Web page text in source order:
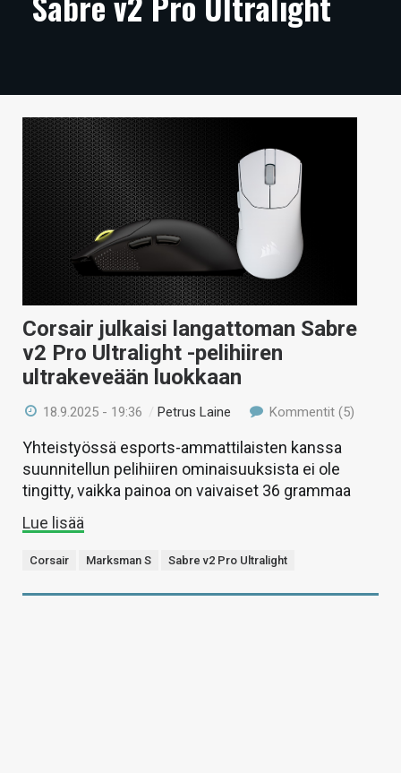
ARTIKKELIT
TECHBBS
TIETOA
HINTA.FI
KAUPPA
VAIHDA TEEMA
HAKU
Corsair julkaisi langattoman Sabre
v2 Pro Ultralight -pelihiiren
ultrakeveään luokkaan
18.9.2025 - 19:36 /Petrus Laine Kommentit (5)
Yhteistyössä esports-ammattilaisten kanssa
suunnitellun pelihiiren ominaisuuksista ei ole
tingitty, vaikka painoa on vaivaiset 36 grammaa
Lue lisää
Corsair Marksman S Sabre v2 Pro Ultralight